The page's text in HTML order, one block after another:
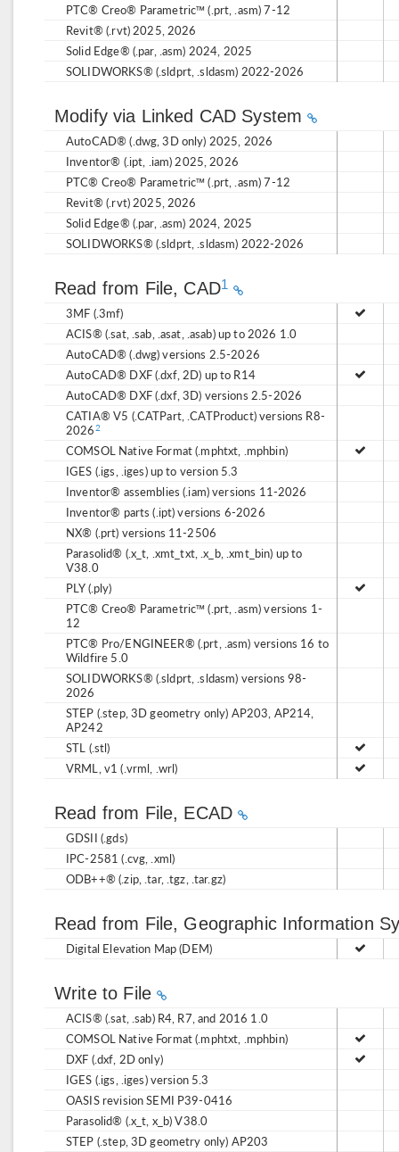
PTC® Creo® Parametric™ (.prt, .asm) 7-12
Revit® (.rvt) 2025, 2026
Solid Edge® (.par, .asm) 2024, 2025
SOLIDWORKS® (.sldprt, .sldasm) 2022-2026
Modify via Linked CAD System
AutoCAD® (.dwg, 3D only) 2025, 2026
Inventor® (.ipt, .iam) 2025, 2026
PTC® Creo® Parametric™ (.prt, .asm) 7-12
Revit® (.rvt) 2025, 2026
Solid Edge® (.par, .asm) 2024, 2025
SOLIDWORKS® (.sldprt, .sldasm) 2022-2026
Read from File, CAD1
3MF (.3mf)
ACIS® (.sat, .sab, .asat, .asab) up to 2026 1.0
AutoCAD® (.dwg) versions 2.5-2026
AutoCAD® DXF (.dxf, 2D) up to R14
AutoCAD® DXF (.dxf, 3D) versions 2.5-2026
CATIA® V5 (.CATPart, .CATProduct) versions R8-
20262
COMSOL Native Format (.mphtxt, .mphbin)
IGES (.igs, .iges) up to version 5.3
Inventor® assemblies (.iam) versions 11-2026
Inventor® parts (.ipt) versions 6-2026
NX® (.prt) versions 11-2506
Parasolid® (.x_t, .xmt_txt, .x_b, .xmt_bin) up to
V38.0
PLY (.ply)
PTC® Creo® Parametric™ (.prt, .asm) versions 1-
12
PTC® Pro/ENGINEER® (.prt, .asm) versions 16 to
Wildfire 5.0
SOLIDWORKS® (.sldprt, .sldasm) versions 98-
2026
STEP (.step, 3D geometry only) AP203, AP214,
AP242
STL (.stl)
VRML, v1 (.vrml, .wrl)
Read from File, ECAD
GDSII (.gds)
IPC-2581 (.cvg, .xml)
ODB++® (.zip, .tar, .tgz, .tar.gz)
Read from File, Geographic Information
Digital Elevation Map (DEM)
Write to File
ACIS® (.sat, .sab) R4, R7, and 2016 1.0
COMSOL Native Format (.mphtxt, .mphbin)
DXF (.dxf, 2D only)
IGES (.igs, .iges) version 5.3
OASIS revision SEMI P39-0416
Parasolid® (.x_t, x_b) V38.0
STEP (.step, 3D geometry only) AP203